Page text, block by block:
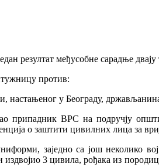
резултат међусобне сарадње
против:
настањеног у Београду,
припадник ВРС на подручју
о заштити цивилних лица за
заједно са још неколико
3 цивила, рођака из